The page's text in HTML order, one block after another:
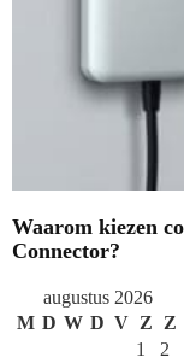
Waarom kiezen
Connector?
augustus 2026
M D W D V Z
Z
1
2